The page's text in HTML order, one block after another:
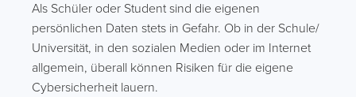
Als Schüler oder Student sind die eigenen
persönlichen Daten stets in Gefahr. Ob in der Schule/
Universität, in den sozialen Medien oder im Internet
allgemein, überall können Risiken für die eigene
Cybersicherheit lauern.